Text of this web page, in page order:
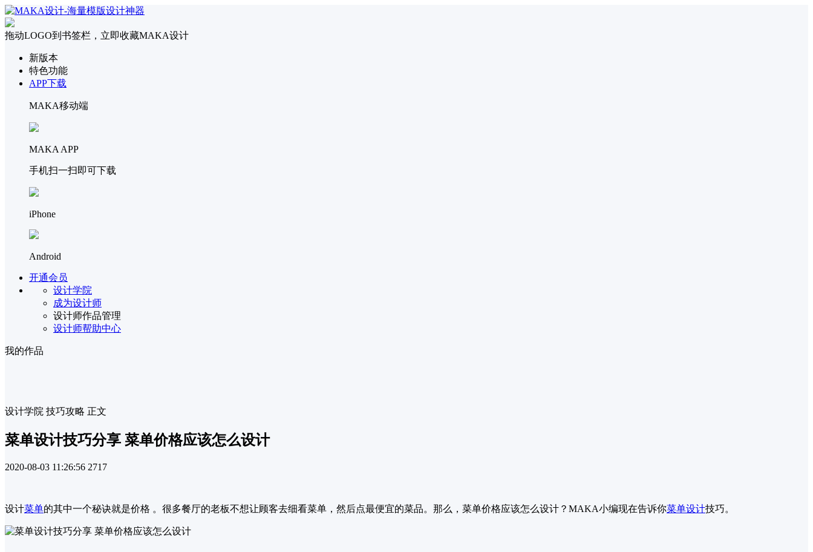
拖动LOGO到书签栏，立即收藏MAKA设计
新版本
特色功能
APP下载
MAKA移动端
MAKA APP
手机扫一扫即可下载
iPhone
Android
开通会员
设计学院
成为设计师
设计师作品管理
设计师帮助中心
我的作品
设计学院 技巧攻略 正文
菜单设计技巧分享 菜单价格应该怎么设计
2020-08-03 11:26:56 2717
设计菜单的其中一个秘诀就是价格 。很多餐厅的老板不想让顾客去细看菜单，然后点最便宜的菜品。那么，菜单价格应该怎么设计？MAKA小编现在告诉你菜单设计技巧。